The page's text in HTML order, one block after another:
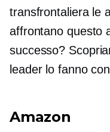
transfrontalierale
affrontano questo
successo?
leader lo fanno
Amazon